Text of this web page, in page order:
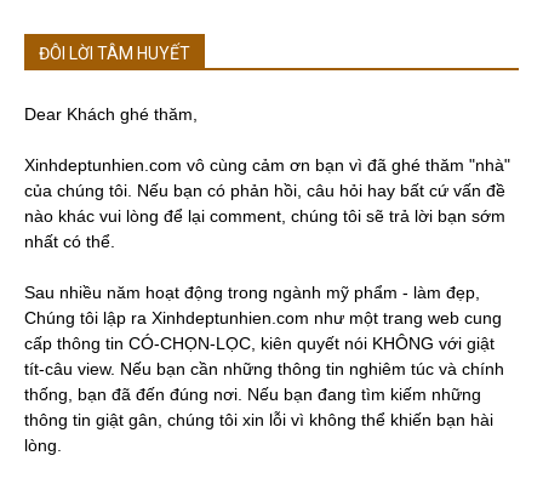
ĐÔI LỜI TÂM HUYẾT
Dear Khách ghé thăm,
Xinhdeptunhien.com vô cùng cảm ơn bạn vì đã ghé thăm "nhà"
của chúng tôi. Nếu bạn có phản hồi, câu hỏi hay bất cứ vấn đề
nào khác vui lòng để lại comment, chúng tôi sẽ trả lời bạn sớm
nhất có thể.
Sau nhiều năm hoạt động trong ngành mỹ phẩm - làm đẹp,
Chúng tôi lập ra Xinhdeptunhien.com như một trang web cung
cấp thông tin CÓ-CHỌN-LỌC, kiên quyết nói KHÔNG với giật
tít-câu view. Nếu bạn cần những thông tin nghiêm túc và chính
thống, bạn đã đến đúng nơi. Nếu bạn đang tìm kiếm những
thông tin giật gân, chúng tôi xin lỗi vì không thể khiến bạn hài
lòng.